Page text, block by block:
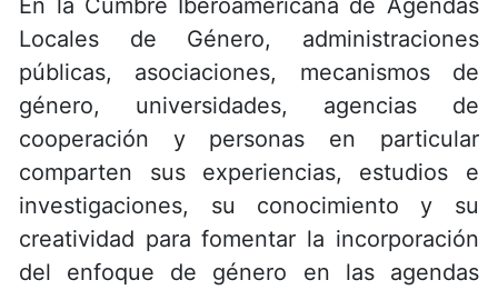
Locales de Género, administraciones
públicas, asociaciones, mecanismos de
género, universidades, agencias de
cooperación y personas en particular
comparten sus experiencias, estudios e
investigaciones, su conocimiento y su
creatividad para fomentar la incorporación
del enfoque de género en las agendas